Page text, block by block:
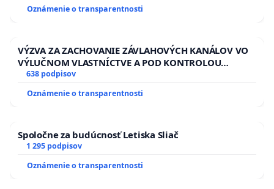
HOD. A PRAVIDELNÁ KONTROLA STAVBY C-AREA NA
ĎUMBIERSKEJ/MAGU
Oznámenie o transparentnosti
VÝZVA ZA ZACHOVANIE ZÁVLAHOVÝCH KANÁLOV VO
VÝLUČNOM VLASTNÍCTVE A POD KONTROLOU
SLOVENSKEJ REPUBLIKY & žiadosť na riešenie
zanedbaného stavu závlahových a odvodňovacích
kanálov na Slovensku
638 podpisov
Oznámenie o transparentnosti
Spoločne za budúcnosť Letiska Sliač
1 295 podpisov
Oznámenie o transparentnosti